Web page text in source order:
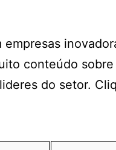
conteúdo
do setor.